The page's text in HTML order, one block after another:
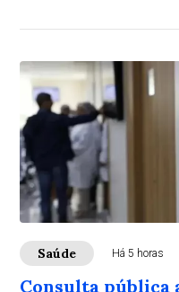
Saúde Há 5 horas
Consulta pública